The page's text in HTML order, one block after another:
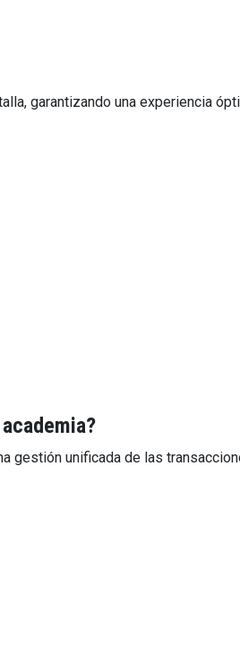
garantizando una experiencia
gestión unificada de las